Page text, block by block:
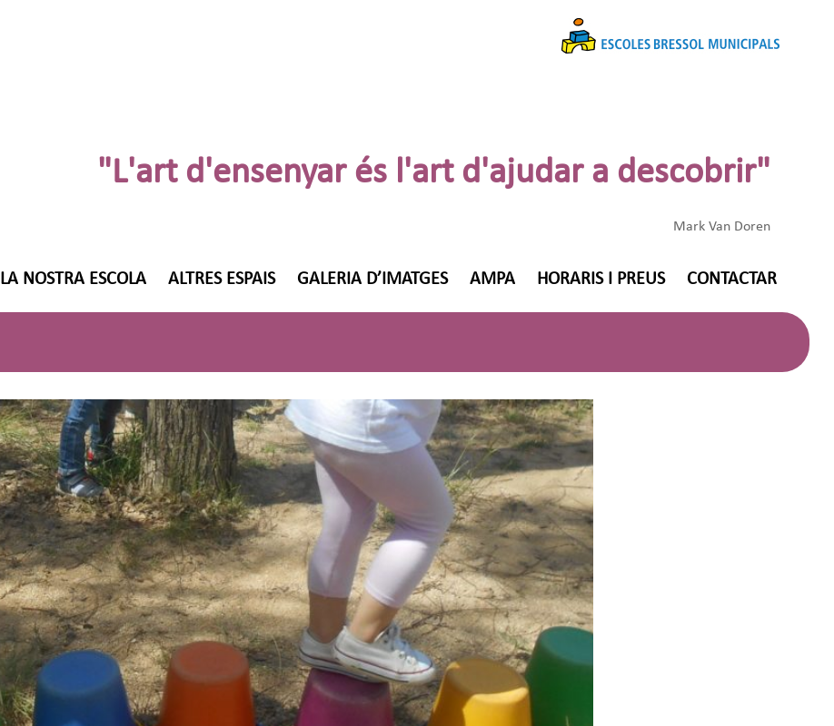
"L'art d'ensenyar és l'art d'ajudar a descobrir"
Mark Van Doren
LA NOSTRA ESCOLA ALTRES ESPAIS GALERIA D’IMATGES AMPA HORARIS I PREUS CONTACTAR